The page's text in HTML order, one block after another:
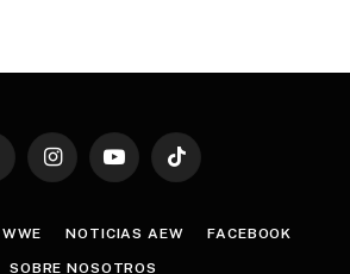
InstagramYouTubeTikTok
NOTICIAS AEW FACEBOOK
SOBRE NOSOTROS